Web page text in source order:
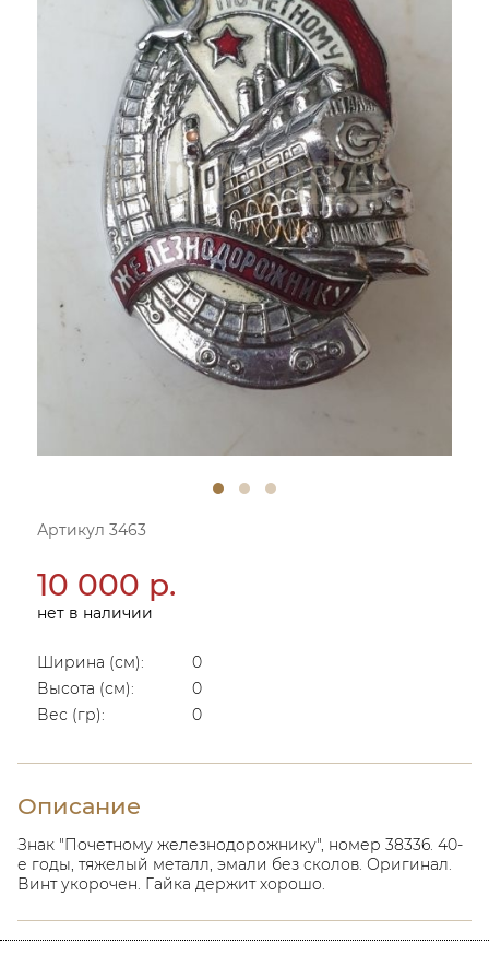
Артикул 3463
10 000 р.
нет в наличии
Ширина (см):
0
Высота (см):
0
Вес (гр):
0
Описание
Знак "Почетному железнодорожнику", номер 38336. 40-
е годы, тяжелый металл, эмали без сколов. Оригинал.
Винт укорочен. Гайка держит хорошо.